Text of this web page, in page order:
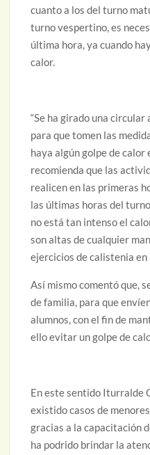
cuanto a los del turno
turno vespertino, es
última hora, ya cuando
calor.
“Se ha girado una
para que tomen las
haya algún golpe de
recomienda que las
realicen en las primeras
las últimas horas del
no está tan intenso el
son altas de cualquier
ejercicios de calistenia en
Así mismo comentó que,
de familia, para que
alumnos, con el fin de
ello evitar un golpe de
En este sentido Iturralde
existido casos de
gracias a la capacitación
ha podrido brindar la